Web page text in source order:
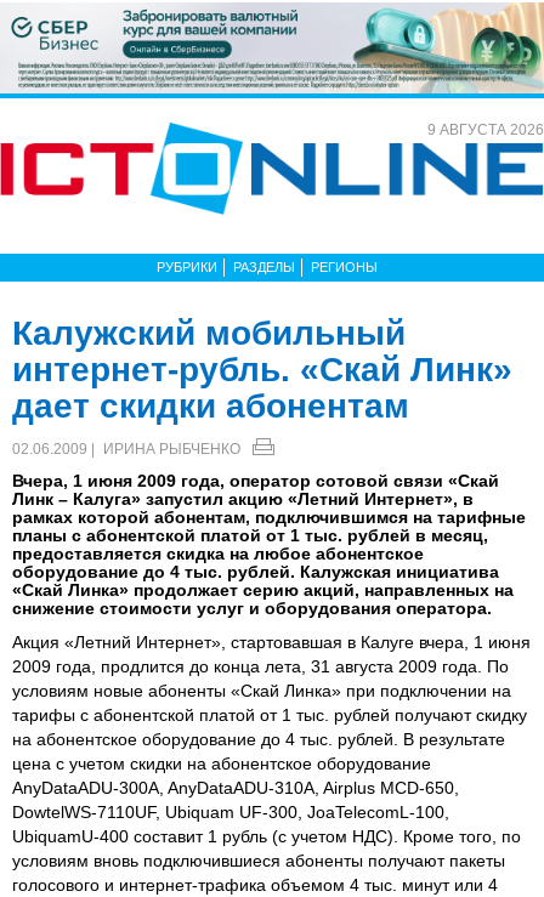
9 АВГУСТА 2026
РУБРИКИ РАЗДЕЛЫ РЕГИОНЫ
Калужский мобильный
интернет-рубль. «Скай Линк»
дает скидки абонентам
02.06.2009 | ИРИНА РЫБЧЕНКО
Вчера, 1 июня 2009 года, оператор сотовой связи «Скай
Линк – Калуга» запустил акцию «Летний Интернет», в
рамках которой абонентам, подключившимся на тарифные
планы с абонентской платой от 1 тыс. рублей в месяц,
предоставляется скидка на любое абонентское
оборудование до 4 тыс. рублей. Калужская инициатива
«Скай Линка» продолжает серию акций, направленных на
снижение стоимости услуг и оборудования оператора.
Акция «Летний Интернет», стартовавшая в Калуге вчера, 1 июня
2009 года, продлится до конца лета, 31 августа 2009 года. По
условиям новые абоненты «Скай Линка» при подключении на
тарифы с абонентской платой от 1 тыс. рублей получают скидку
на абонентское оборудование до 4 тыс. рублей. В результате
цена с учетом скидки на абонентское оборудование
AnyDataADU-300A, AnyDataADU-310A, Airplus MCD-650,
DowtelWS-7110UF, Ubiquam UF-300, JoaTelecomL-100,
UbiquamU-400 составит 1 рубль (с учетом НДС). Кроме того, по
условиям вновь подключившиеся абоненты получают пакеты
голосового и интернет-трафика объемом 4 тыс. минут или 4